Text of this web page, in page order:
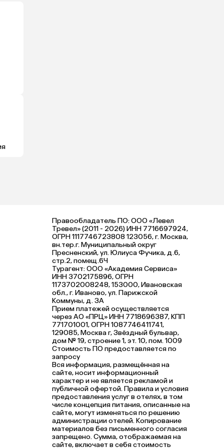
Правообладатель ПО: ООО «Левел
Тревел» (2011 - 2026) ИНН 7716697924,
ОГРН 1117746723808 123056, г. Москва,
вн.тер.г. Муниципальный округ
Пресненский, ул. Юлиуса Фучика, д.6,
стр.2, помещ.6Ч
Турагент: ООО «Академия Сервиса»
ИНН 3702175896, ОГРН
1173702008248, 153000, Ивановская
обл., г. Иваново, ул. Парижской
Коммуны, д. ЗА
Прием платежей осуществляется
через АО «ПРЦ» ИНН 7718696387, КПП
771701001, ОГРН 1087746411741,
129085, Москва г, Звёздный бульвар,
дом № 19, строение 1, эт. 10, пом. 1009
Стоимость ПО предоставляется по
запросу
Вся информация, размещённая на
сайте, носит информационный
характер и не является рекламой и
публичной офертой. Правила и условия
предоставления услуг в отелях, в том
числе концепция питания, описанные на
сайте, могут изменяться по решению
администрации отелей. Копирование
материалов без письменного согласия
запрещено. Сумма, отображаемая на
сайте, включает в себя стоимость